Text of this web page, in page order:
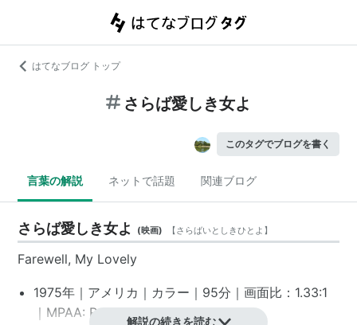
はてなブログ トップ
さらば愛しき女よ
このタグでブログを書く
言葉の解説 ネットで話題 関連ブログ
さらば愛しき女よ (映画) 【さらばいとしきひとよ 】
Farewell, My Lovely
1975年｜アメリカ｜カラー｜95分｜画面比：1.33:1
｜MPAA: R
解説の続きを読む